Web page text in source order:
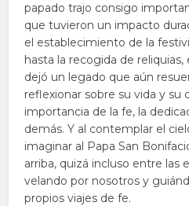
papado trajo consigo
que tuvieron un impacto
el establecimiento de la
hasta la recogida de
dejó un legado que aún
reflexionar sobre su vida y su
importancia de la fe, la
demás. Y al contemplar el
imaginar al Papa San
arriba, quizá incluso entre las
velando por nosotros y
propios viajes de fe.